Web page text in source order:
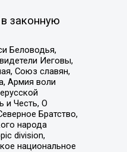
законную
Беловодья,
Иеговы,
Союз славян,
Армия воли
и Честь, О
Братство,
народа
division,
национальное